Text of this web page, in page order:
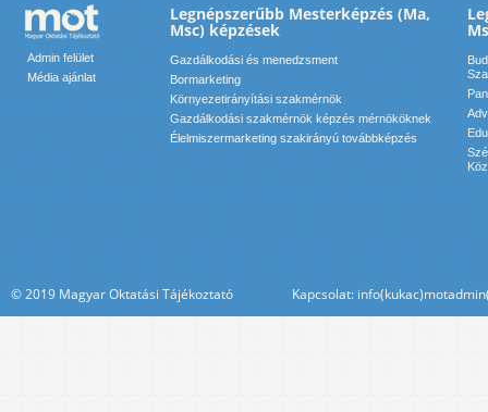
Admin felület
Média ajánlat
Legnépszerűbb Mesterképzés (Ma,
Msc) képzések
Gazdálkodási és menedzsment
Bormarketing
Környezetirányítási szakmérnök
Gazdálkodási szakmérnök képzés mérnököknek
Élelmiszermarketing szakirányú továbbképzés
© 2019 Magyar Oktatási Tájékoztató Kapcsolat: